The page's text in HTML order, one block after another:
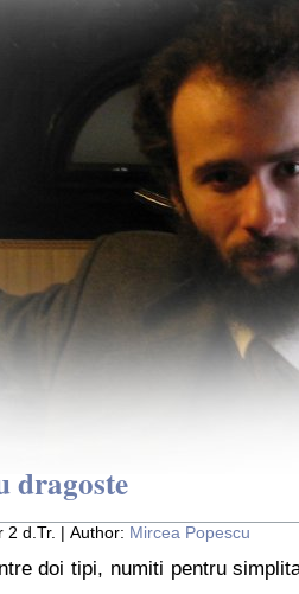
dragoste
2 d.Tr. | Author: Mircea Popescu
doi tipi, numiti pentru